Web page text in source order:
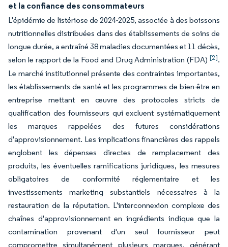
et la confiance des consommateurs
L'épidémie de listériose de 2024-2025, associée à des boissons
nutritionnelles distribuées dans des établissements de soins de
longue durée, a entraîné 38 maladies documentées et 11 décès,
selon le rapport de la Food and Drug Administration (FDA) [2].
Le marché institutionnel présente des contraintes importantes,
les établissements de santé et les programmes de bien-être en
entreprise mettant en œuvre des protocoles stricts de
qualification des fournisseurs qui excluent systématiquement
les marques rappelées des futures considérations
d'approvisionnement. Les implications financières des rappels
englobent les dépenses directes de remplacement des
produits, les éventuelles ramifications juridiques, les mesures
obligatoires de conformité réglementaire et les
investissements marketing substantiels nécessaires à la
restauration de la réputation. L'interconnexion complexe des
chaînes d'approvisionnement en ingrédients indique que la
contamination provenant d'un seul fournisseur peut
compromettre simultanément plusieurs marques, générant